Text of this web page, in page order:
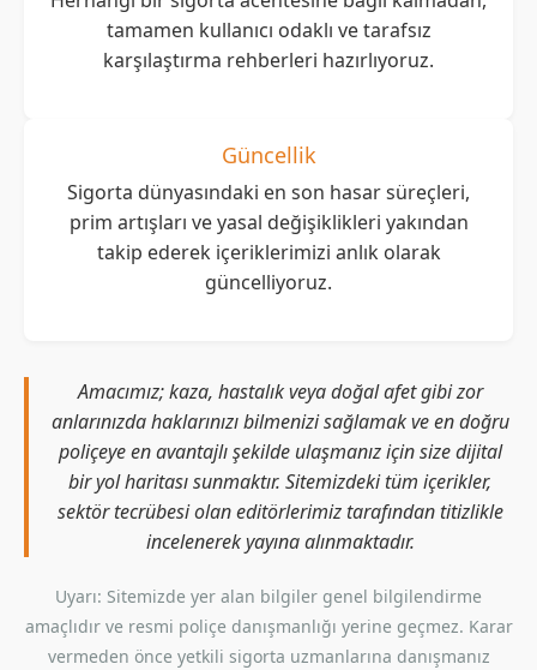
tamamen kullanıcı odaklı ve tarafsız
karşılaştırma rehberleri hazırlıyoruz.
Güncellik
Sigorta dünyasındaki en son hasar süreçleri,
prim artışları ve yasal değişiklikleri yakından
takip ederek içeriklerimizi anlık olarak
güncelliyoruz.
Amacımız; kaza, hastalık veya doğal afet gibi zor
anlarınızda haklarınızı bilmenizi sağlamak ve en doğru
poliçeye en avantajlı şekilde ulaşmanız için size dijital
bir yol haritası sunmaktır. Sitemizdeki tüm içerikler,
sektör tecrübesi olan editörlerimiz tarafından titizlikle
incelenerek yayına alınmaktadır.
Uyarı: Sitemizde yer alan bilgiler genel bilgilendirme
amaçlıdır ve resmi poliçe danışmanlığı yerine geçmez. Karar
vermeden önce yetkili sigorta uzmanlarına danışmanız